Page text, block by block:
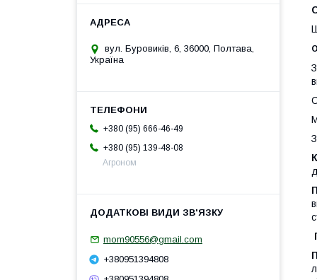
вул. Буровиків, 6, 36000, Полтава,
Україна
+380 (95) 666-46-49
+380 (95) 139-48-08
Агроном
mom90556@gmail.com
+380951394808